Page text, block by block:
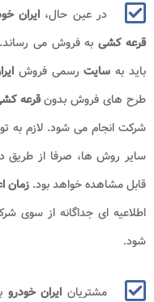
در عین حال، ایران
قرعه کشی به فروش می
باید به سایت رسمی فروش
طرح های فروش بدونقرعه
شرکت انجام می شود. لازم به
سایر روش ها، صرفا از طریق
قابل مشاهده خواهد بود. زمان
اطلاعیه ای جداگانه از سوی
شود.
مشتریان ایران خودرو